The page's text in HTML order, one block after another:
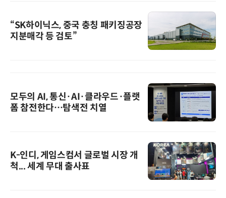
“SK하이닉스, 중국 충칭 패키징공장
지분매각 등 검토”
모두의 AI, 통신·AI·클라우드·플랫
폼 참전한다…탐색전 치열
K-인디, 게임스컴서 글로벌 시장 개
척... 세계 무대 출사표